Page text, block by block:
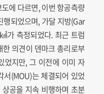
에 다르면, 이번 항공측량
되었으며, 가달 지방(Gar
가 측정되었다. 최근 트럼
의견이 덴마크 총리로부
었지만, 그 이전에 이미 자
서(MOU)는 체결되어 있었
공을 지속 비행하며 초분